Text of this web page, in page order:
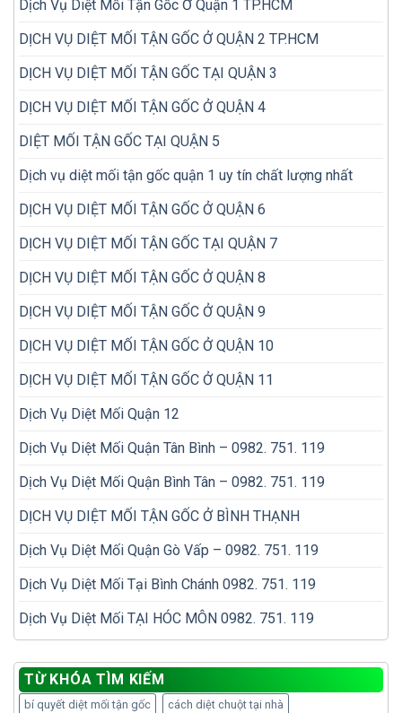
diệt
diệt
nhiều
bỏ
khi
mối
nhà
Dịch Vụ Diệt Mối Tận Gốc Ở Quận 1 TP.HCM
DỊCH VỤ DIỆT MỐI TẬN GỐC Ở QUẬN 2 TP.HCM
DỊCH VỤ DIỆT MỐI TẬN GỐC TẠI QUẬN 3
DỊCH VỤ DIỆT MỐI TẬN GỐC Ở QUẬN 4
DIỆT MỐI TẬN GỐC TẠI QUẬN 5
Dịch vụ diệt mối tận gốc quận 1 uy tín chất lượng nhất
DỊCH VỤ DIỆT MỐI TẬN GỐC Ở QUẬN 6
DỊCH VỤ DIỆT MỐI TẬN GỐC TẠI QUẬN 7
DỊCH VỤ DIỆT MỐI TẬN GỐC Ở QUẬN 8
DỊCH VỤ DIỆT MỐI TẬN GỐC Ở QUẬN 9
DỊCH VỤ DIỆT MỐI TẬN GỐC Ở QUẬN 10
DỊCH VỤ DIỆT MỐI TẬN GỐC Ở QUẬN 11
Dịch Vụ Diệt Mối Quận 12
Dịch Vụ Diệt Mối Quận Tân Bình – 0982. 751. 119
Dịch Vụ Diệt Mối Quận Bình Tân – 0982. 751. 119
DỊCH VỤ DIỆT MỐI TẬN GỐC Ở BÌNH THẠNH
Dịch Vụ Diệt Mối Quận Gò Vấp – 0982. 751. 119
Dịch Vụ Diệt Mối Tại Bình Chánh 0982. 751. 119
Dịch Vụ Diệt Mối TẠI HÓC MÔN 0982. 751. 119
TỪ KHÓA TÌM KIẾM
bí quyết diệt mối tận gốc cách diệt chuột tại nhà